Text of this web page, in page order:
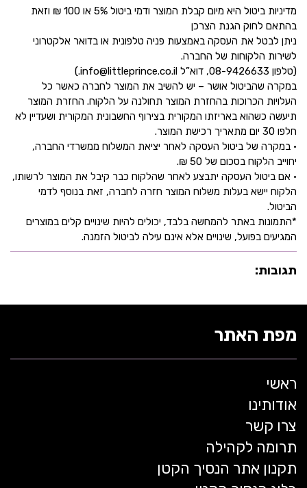
מדיניות ביטול היא מיום קבלת המוצר ודמי ביטול 5% או 100 ₪ וזאת
בהתאם לחוק הגנת הצרכן
ניתן לבטל את העסקה באמצעות פניה טלפונית או בדואר אלקטרוני
לשירות הלקוחות של החברה.
(טלפון 08-9426633, דוא”ל info@littleprince.co.il.)
במקרה שהביטול אושר – יש להשיב את המוצר לחברה כאשר כל
העלויות הכרוכות בהחזרת המוצר תחולנה על הלקוח. החזרת המוצר
תיעשה כשהוא באריזתו המקורית בצירוף החשבונית המקורית ושעדיין לא
חלפו 30 יום מתאריך רכישת המוצר.
• במקרה של ביטול העסקה לאחר יציאת המשלוח ממשרדי החברה,
יחוייב הלקוח בסכום של 50 ₪.
• אם ביטול העסקה יתבצע לאחר שהלקוח כבר קיבל את המוצר לרשותו,
הלקוח יישא בעלות משלוח המוצר חזרה לחברה, זאת בנוסף לדמי
הביטול.
*התמונות באתר להמחשה בלבד, יכולים להיות שינויים קלים במוצרים
המגיעים בפועל, שינויים אלא אינם עילה לביטול הזמנה.
תגובות:
מפת האתר
ראשי
אודותינו
צרו קשר
תרומה לקהילה
תקנון אתר הנסיך הקטן